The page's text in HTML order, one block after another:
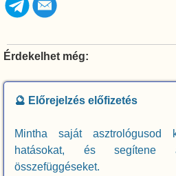
Érdekelhet még:
🔮 Előrejelzés előfizetés
Mintha saját
hatásokat, és segítene
összefüggéseket.